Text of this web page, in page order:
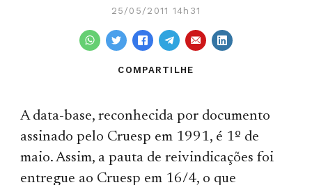
25/05/2011 14h31
COMPARTILHE
A data-base, reconhecida por documento
assinado pelo Cruesp em 1991, é 1º de
maio. Assim, a pauta de reivindicações foi
entregue ao Cruesp em 16/4, o que